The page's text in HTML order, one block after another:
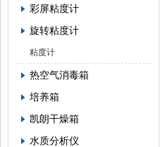
彩屏粘度计
旋转粘度计
粘度计
热空气消毒箱
培养箱
凯朗干燥箱
水质分析仪